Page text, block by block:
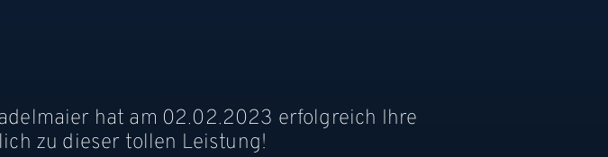
hat am 02.02.2023 erfolgreich Ihre
zu dieser tollen Leistung!